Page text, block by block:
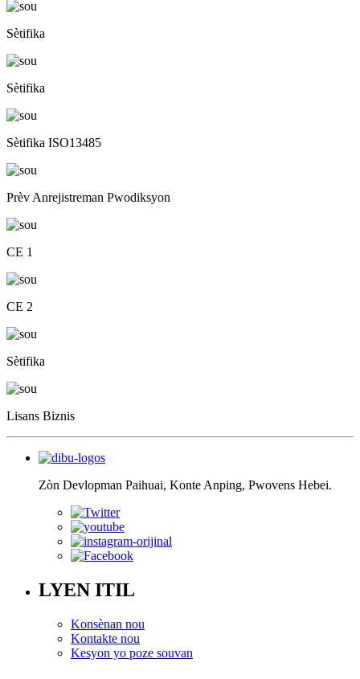
Sètifika
Sètifika
Sètifika ISO13485
Prèv Anrejistreman Pwodiksyon
CE 1
CE 2
Sètifika
Lisans Biznis
Zòn Devlopman Paihuai, Konte Anping, Pwovens Hebei.
LYEN ITIL
Konsènan nou
Kontakte nou
Kesyon yo poze souvan